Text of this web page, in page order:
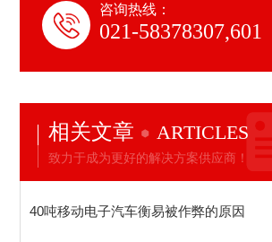
咨询热线：
021-58378307,601
相关文章 ARTICLES
致力于成为更好的解决方案供应商！
40吨移动电子汽车衡易被作弊的原因